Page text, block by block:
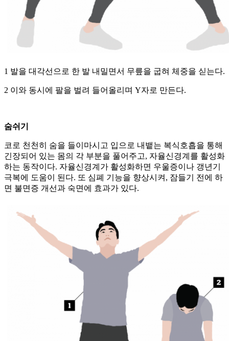
1 발을 대각선으로 한 발 내밀면서 무릎을 굽혀 체중을 싣는다.
2 이와 동시에 팔을 벌려 들어올리며 Y자로 만든다.
숨쉬기
코로 천천히 숨을 들이마시고 입으로 내뱉는 복식호흡을 통해
긴장되어 있는 몸의 각 부분을 풀어주고, 자율신경계를 활성화
하는 동작이다. 자율신경계가 활성화하면 우울증이나 갱년기
극복에 도움이 된다. 또 심폐 기능을 향상시켜, 잠들기 전에 하
면 불면증 개선과 숙면에 효과가 있다.